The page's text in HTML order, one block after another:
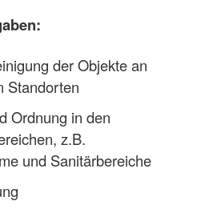
der Objekte an
Standorten
Ordnung in den
z.B.
und Sanitärbereiche